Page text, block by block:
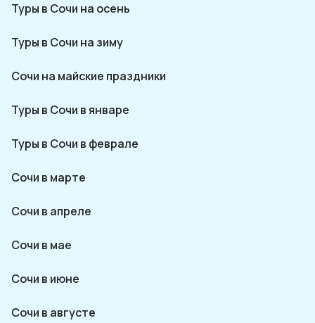
Туры в Сочи на осень
Туры в Сочи на зиму
Сочи на майские праздники
Туры в Сочи в январе
Туры в Сочи в феврале
Сочи в марте
Сочи в апреле
Сочи в мае
Сочи в июне
Сочи в августе